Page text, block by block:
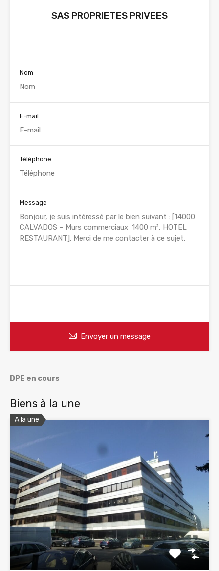
SAS PROPRIETES PRIVEES
Nom
E-mail
Téléphone
Message
Envoyer un message
DPE en cours
Biens à la une
A la une